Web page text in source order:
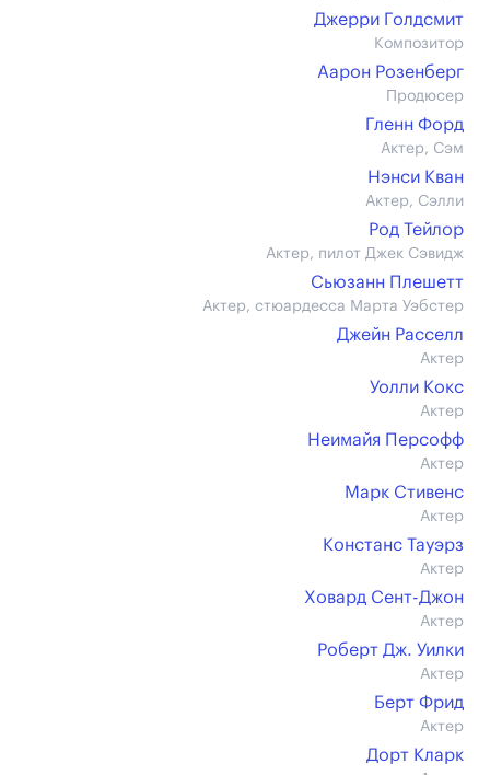
Джерри Голдсмит
Композитор
Аарон Розенберг
Продюсер
Гленн Форд
Актер, Сэм
Нэнси Кван
Актер, Сэлли
Род Тейлор
Актер, пилот Джек Сэвидж
Сьюзанн Плешетт
Актер, стюардесса Марта Уэбстер
Джейн Расселл
Актер
Уолли Кокс
Актер
Неимайя Персофф
Актер
Марк Стивенс
Актер
Констанс Тауэрз
Актер
Ховард Сент-Джон
Актер
Роберт Дж. Уилки
Актер
Берт Фрид
Актер
Дорт Кларк